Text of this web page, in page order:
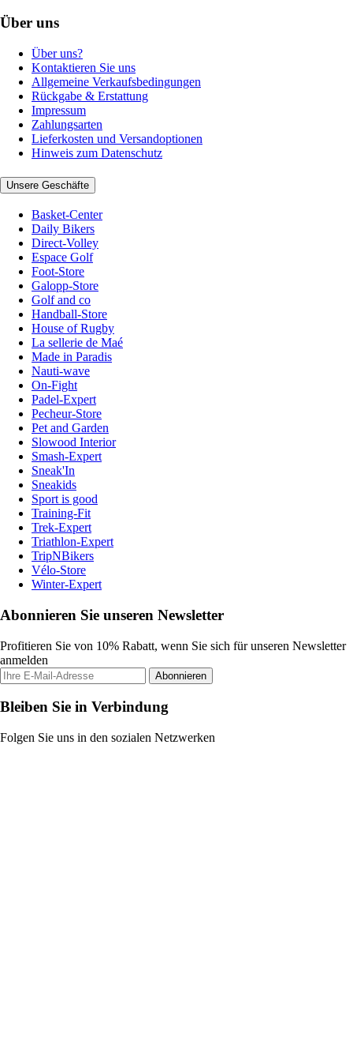
Über uns
Über uns?
Kontaktieren Sie uns
Allgemeine Verkaufsbedingungen
Rückgabe & Erstattung
Impressum
Zahlungsarten
Lieferkosten und Versandoptionen
Hinweis zum Datenschutz
Unsere Geschäfte
Basket-Center
Daily Bikers
Direct-Volley
Espace Golf
Foot-Store
Galopp-Store
Golf and co
Handball-Store
House of Rugby
La sellerie de Maé
Made in Paradis
Nauti-wave
On-Fight
Padel-Expert
Pecheur-Store
Pet and Garden
Slowood Interior
Smash-Expert
Sneak'In
Sneakids
Sport is good
Training-Fit
Trek-Expert
Triathlon-Expert
TripNBikers
Vélo-Store
Winter-Expert
Abonnieren Sie unseren Newsletter
Profitieren Sie von 10% Rabatt, wenn Sie sich für unseren Newsletter
anmelden
Abonnieren
Bleiben Sie in Verbindung
Folgen Sie uns in den sozialen Netzwerken